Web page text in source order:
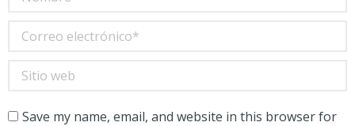
Correo electrónico *
Sitio web
Save my name, email, and website in this browser for